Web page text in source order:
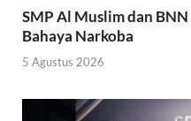
SMP Al Muslim dan
Bahaya Narkoba
5 Agustus 2026